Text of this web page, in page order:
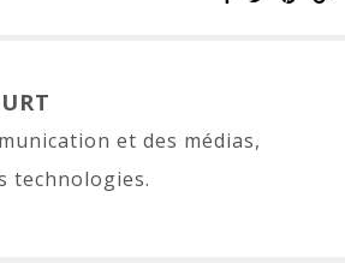
et des médias,
technologies.